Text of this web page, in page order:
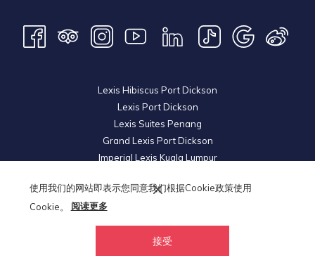
使用我们的网站即表示您同意我们根据Cookie政策使用
Cookie。
阅读更多
接受
Lexis Hibiscus Port Dickson
Lexis Port Dickson
Lexis Suites Penang
Grand Lexis Port Dickson
Imperial Lexis Kuala Lumpur
Royal Lexis Kuala Lumpur
© 2026 KL Metro Land Development Sdn Bhd. Reg. No
(718044-V). All Rights Reserved.